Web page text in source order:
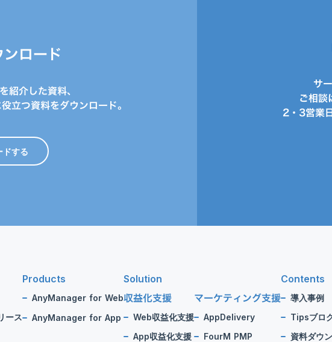
ロード
紹介した資料、
立つ資料をダウンロード。
ドする
サ
ご相談
2・3営業
ース
Products
AnyManager for Web
AnyManager for App
Solution
収益化支援
Web収益化支援
App収益化支援
マーケティング支援
AppDelivery
FourM PMP
Contents
導入事例
Tipsブロ
資料ダウ